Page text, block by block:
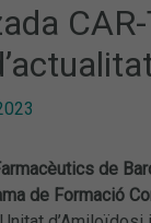
de
de Formació